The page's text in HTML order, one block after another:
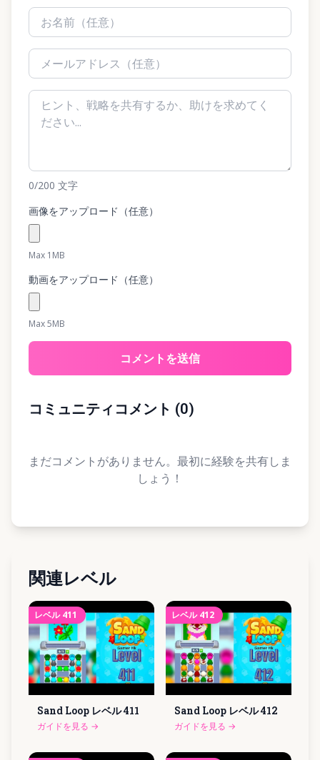
0/200 文字
画像をアップロード（任意）
Max 1MB
動画をアップロード（任意）
Max 5MB
コメントを送信
コミュニティコメント (0)
まだコメントがありません。最初に経験を共有しま
しょう！
関連レベル
レベル 411
Sand Loop レベル411
ガイドを見る →
レベル 412
Sand Loop レベル412
ガイドを見る →